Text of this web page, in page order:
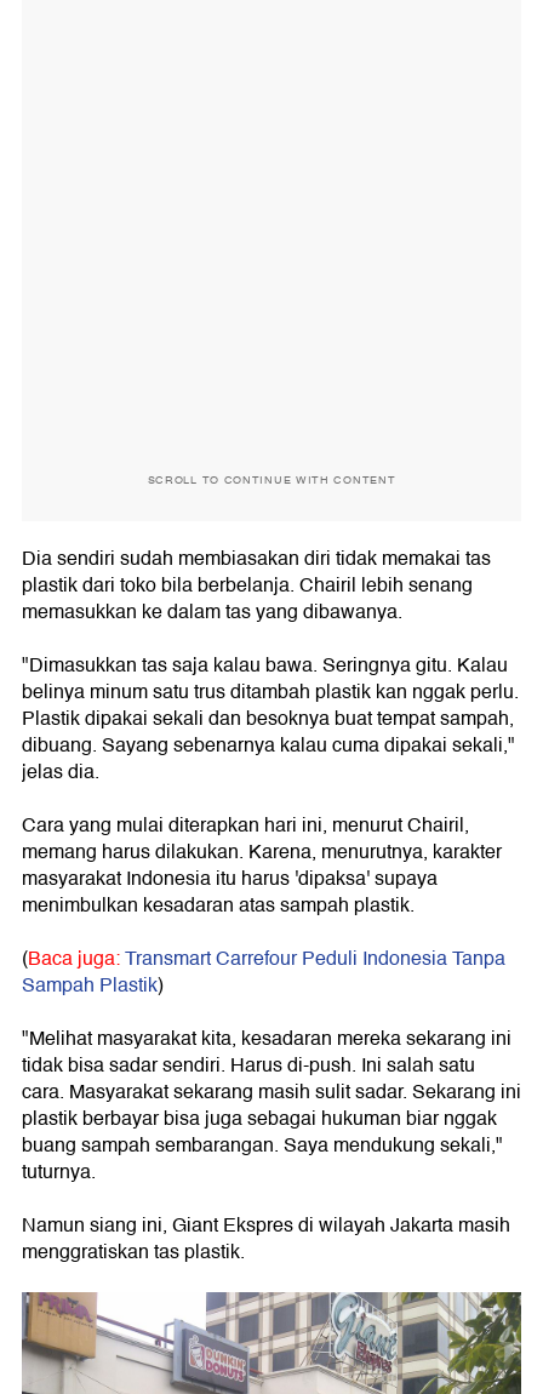
SCROLL TO CONTINUE WITH CONTENT
Dia sendiri sudah membiasakan diri tidak memakai tas
plastik dari toko bila berbelanja. Chairil lebih senang
memasukkan ke dalam tas yang dibawanya.
"Dimasukkan tas saja kalau bawa. Seringnya gitu. Kalau
belinya minum satu trus ditambah plastik kan nggak perlu.
Plastik dipakai sekali dan besoknya buat tempat sampah,
dibuang. Sayang sebenarnya kalau cuma dipakai sekali,"
jelas dia.
Cara yang mulai diterapkan hari ini, menurut Chairil,
memang harus dilakukan. Karena, menurutnya, karakter
masyarakat Indonesia itu harus 'dipaksa' supaya
menimbulkan kesadaran atas sampah plastik.
(Baca juga:Transmart Carrefour Peduli Indonesia Tanpa
Sampah Plastik)
"Melihat masyarakat kita, kesadaran mereka sekarang ini
tidak bisa sadar sendiri. Harus di-push. Ini salah satu
cara. Masyarakat sekarang masih sulit sadar. Sekarang ini
plastik berbayar bisa juga sebagai hukuman biar nggak
buang sampah sembarangan. Saya mendukung sekali,"
tuturnya.
Namun siang ini, Giant Ekspres di wilayah Jakarta masih
menggratiskan tas plastik.